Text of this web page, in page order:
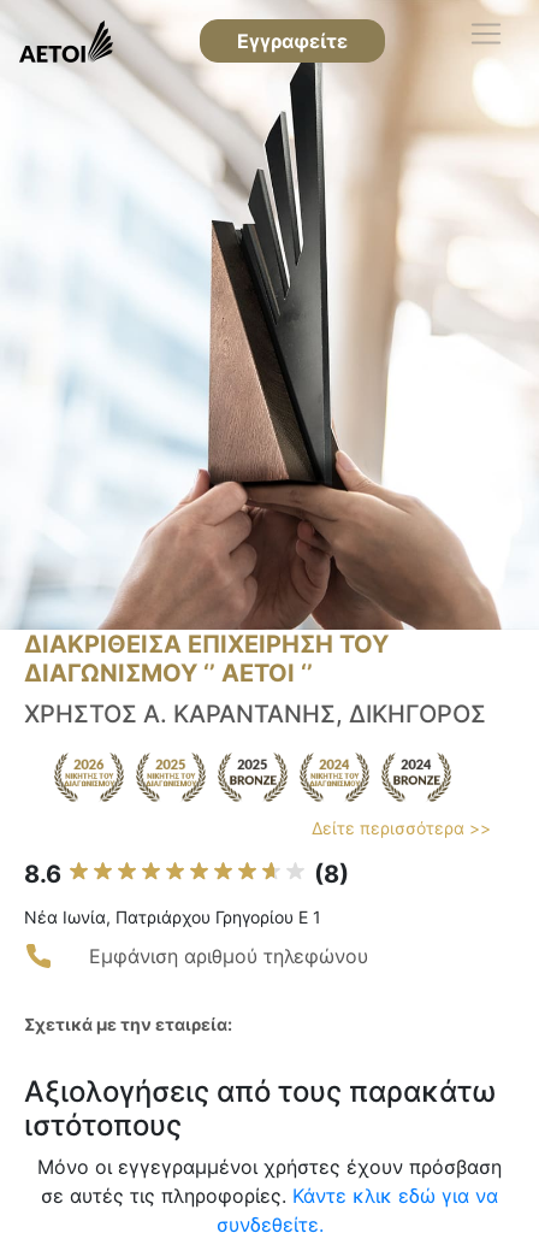
Εγγραφείτε
ΔΙΑΚΡΙΘΕΙΣΑ ΕΠΙΧΕΙΡΗΣΗ ΤΟΥ
ΔΙΑΓΩΝΙΣΜΟΥ ‘’ ΑΕΤΟΙ ‘’
ΧΡΗΣΤΟΣ Α. ΚΑΡΑΝΤΑΝΗΣ, ΔΙΚΗΓΟΡΟΣ
Δείτε περισσότερα >>
8.6 (8)
Νέα Ιωνία, Πατριάρχου Γρηγορίου Ε 1
Εμφάνιση αριθμού τηλεφώνου
Σχετικά με την εταιρεία:
Αξιολογήσεις από τους παρακάτω
ιστότοπους
Μόνο οι εγγεγραμμένοι χρήστες έχουν πρόσβαση
σε αυτές τις πληροφορίες. Κάντε κλικ εδώ για να
συνδεθείτε.